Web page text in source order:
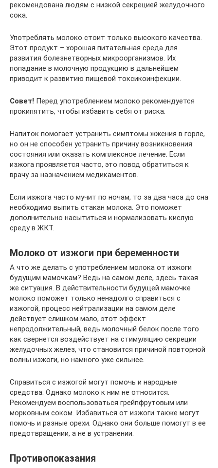
рекомендована людям с низкой секрецией желудочного
сока.
Употреблять молоко стоит только высокого качества.
Этот продукт – хорошая питательная среда для
развития болезнетворных микроорганизмов. Их
попадание в молочную продукцию в дальнейшем
приводит к развитию пищевой токсикоинфекции.
Совет! Перед употреблением молоко рекомендуется
прокипятить, чтобы избавить себя от риска.
Напиток помогает устранить симптомы жжения в горле,
но он не способен устранить причину возникновения
состояния или оказать комплексное лечение. Если
изжога проявляется часто, это повод обратиться к
врачу за назначением медикаментов.
Если изжога часто мучит по ночам, то за два часа до сна
необходимо выпить стакан молока. Это поможет
дополнительно насытиться и нормализовать кислую
среду в ЖКТ.
Молоко от изжоги при беременности
А что же делать с употреблением молока от изжоги
будущим мамочкам? Ведь на самом деле, здесь такая
же ситуация. В действительности будущей мамочке
молоко поможет только ненадолго справиться с
изжогой, процесс нейтрализации на самом деле
действует слишком мало, этот эффект
непродолжительный, ведь молочный белок после того
как свернется воздействует на стимуляцию секреции
желудочных желез, что становится причиной повторной
волны изжоги, но намного уже сильнее.
Справиться с изжогой могут помочь и народные
средства. Однако молоко к ним не относится.
Рекомендуем воспользоваться грейпфрутовым или
морковным соком. Избавиться от изжоги также могут
помочь и разные орехи. Однако они больше помогут в ее
предотвращении, а не в устранении.
Противопоказания